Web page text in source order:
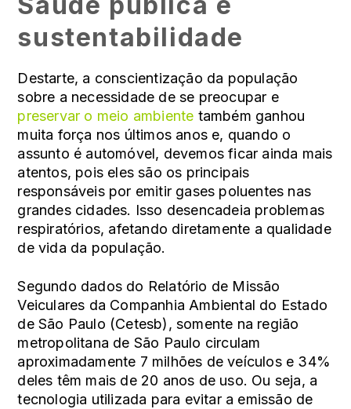
sustentabilidade
Destarte, a conscientização da população
sobre a necessidade de se preocupar e
preservar o meio ambiente também ganhou
muita força nos últimos anos e, quando o
assunto é automóvel, devemos ficar ainda mais
atentos, pois eles são os principais
responsáveis por emitir gases poluentes nas
grandes cidades. Isso desencadeia problemas
respiratórios, afetando diretamente a qualidade
de vida da população.
Segundo dados do Relatório de Missão
Veiculares da Companhia Ambiental do Estado
de São Paulo (Cetesb), somente na região
metropolitana de São Paulo circulam
aproximadamente 7 milhões de veículos e 34%
deles têm mais de 20 anos de uso. Ou seja, a
tecnologia utilizada para evitar a emissão de